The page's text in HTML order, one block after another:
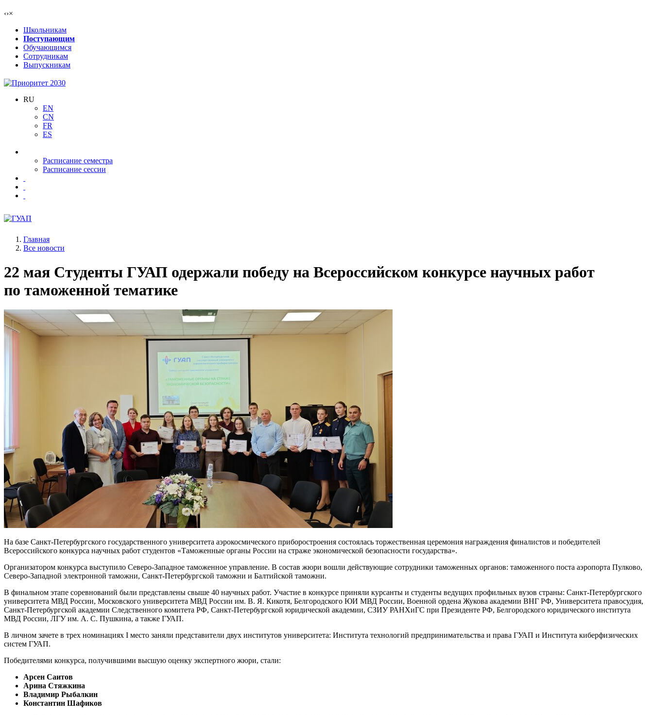
‹›×
Школьникам
Поступающим
Обучающимся
Сотрудникам
Выпускникам
RU
EN
CN
FR
ES
Расписание семестра
Расписание сессии
Главная
Все новости
22 мая Студенты ГУАП одержали победу на Всероссийском конкурсе научных работ
по таможенной тематике
На базе Санкт-Петербургского государственного университета аэрокосмического приборостроения состоялась торжественная церемония награждения финалистов и победителей
Всероссийского конкурса научных работ студентов «Таможенные органы России на страже экономической безопасности государства».
Организатором конкурса выступило Северо-Западное таможенное управление. В состав жюри вошли действующие сотрудники таможенных органов: таможенного поста аэропорта Пулково,
Северо-Западной электронной таможни, Санкт-Петербургской таможни и Балтийской таможни.
В финальном этапе соревнований были представлены свыше 40 научных работ. Участие в конкурсе приняли курсанты и студенты ведущих профильных вузов страны: Санкт-Петербургского
университета МВД России, Московского университета МВД России им. В. Я. Кикотя, Белгородского ЮИ МВД России, Военной ордена Жукова академии ВНГ РФ, Университета правосудия,
Санкт-Петербургской академии Следственного комитета РФ, Санкт-Петербургской юридической академии, СЗИУ РАНХиГС при Президенте РФ, Белгородского юридического института
МВД России, ЛГУ им. А. С. Пушкина, а также ГУАП.
В личном зачете в трех номинациях I место заняли представители двух институтов университета: Института технологий предпринимательства и права ГУАП и Института киберфизических
систем ГУАП.
Победителями конкурса, получившими высшую оценку экспертного жюри, стали:
Арсен Саитов
Арина Стяжкина
Владимир Рыбалкин
Константин Шафиков